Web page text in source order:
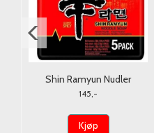
Shin Ramyun Nudler
Nongshim 5x120g.
145,-
Kjøp